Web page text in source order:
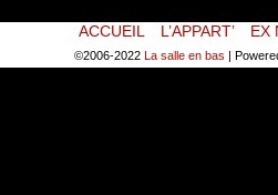
ACCUEIL L’APPART’ EX
©2006-2022 La salle en bas |